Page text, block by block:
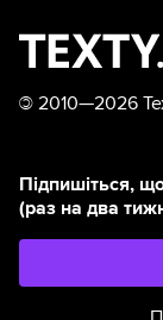
© 2010—2026
Підпишіться,
(раз на два